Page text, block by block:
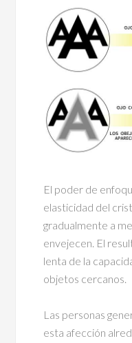
El poder de
elasticidad del
gradualmente a
envejecen. El
lenta de la
objetos cercanos.
Las personas
esta afección